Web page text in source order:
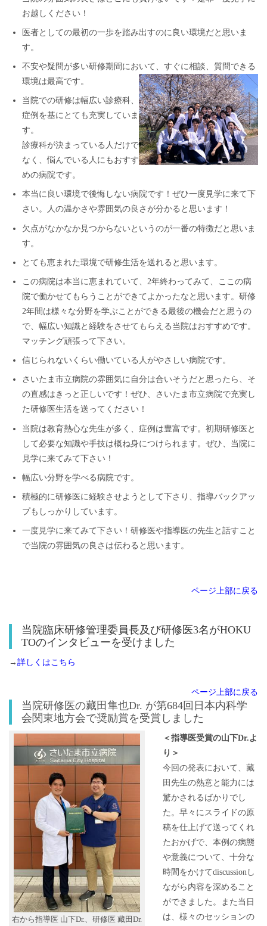
お越しください！
医者としての最初の一歩を踏み出すのに良い環境だと思いま
す。
不安や疑問が多い研修期間において、すぐに相談、質問できる
環境は最高です。
当院での研修は幅広い診療科、
症例を基にとても充実していま
す。
診療科が決まっている人だけで
なく、悩んでいる人にもおすす
めの病院です。
本当に良い環境で後悔しない病院です！ぜひ一度見学に来て下
さい。人の温かさや雰囲気の良さが分かると思います！
欠点がなかなか見つからないというのが一番の特徴だと思いま
す。
とても恵まれた環境で研修生活を送れると思います。
この病院は本当に恵まれていて、2年終わってみて、ここの病
院で働かせてもらうことができてよかったなと思います。研修
2年間は様々な分野を学ぶことができる最後の機会だと思うの
で、幅広い知識と経験をさせてもらえる当院はおすすめです。
マッチング頑張って下さい。
信じられないくらい働いている人がやさしい病院です。
さいたま市立病院の雰囲気に自分は合いそうだと思ったら、そ
の直感はきっと正しいです！ぜひ、さいたま市立病院で充実し
た研修医生活を送ってください！
当院は教育熱心な先生が多く、症例は豊富です。初期研修医と
して必要な知識や手技は概ね身につけられます。ぜひ、当院に
見学に来てみて下さい！
幅広い分野を学べる病院です。
積極的に研修医に経験させようとして下さり、指導バックアッ
プもしっかりしています。
一度見学に来てみて下さい！研修医や指導医の先生と話すこと
で当院の雰囲気の良さは伝わると思います。
ページ上部に戻る
当院臨床研修管理委員長及び研修医3名がHOKU
TOのインタビューを受けました
→詳しくはこちら
ページ上部に戻る
当院研修医の藏田隼也Dr. が第684回日本内科学
会関東地方会で奨励賞を受賞しました
右から指導医 山下Dr.、研修医 藏田Dr.
＜指導医受賞の山下Dr.よ
り＞
今回の発表において、藏
田先生の熱意と能力には
驚かされるばかりでし
た。早々にスライドの原
稿を仕上げて送ってくれ
たおかげで、本例の病態
や意義について、十分な
時間をかけてdiscussionし
ながら内容を深めること
ができました。また当日
は、様々のセッションの